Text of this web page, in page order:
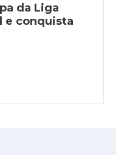
da Liga
e conquista